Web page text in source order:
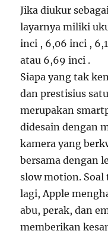
Jika diukur
layarnya miliki
inci , 6,06 inci ,
atau 6,69 inci .
Siapa yang tak
dan prestisius
merupakan
didesain dengan
kamera yang
bersama dengan
slow motion.
lagi, Apple
abu, perak, dan
memberikan